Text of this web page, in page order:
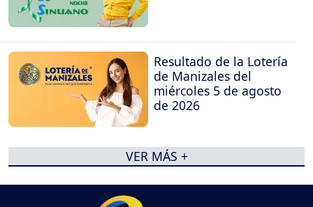
Resultado de la Lotería
de Manizales del
miércoles 5 de agosto
de 2026
VER MÁS +